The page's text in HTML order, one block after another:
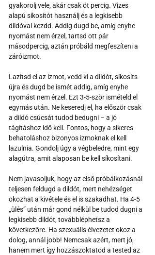
gyakorolj vele, akár csak öt percig. Vizes
alapú síkosítót használj és a legkisebb
dildóval kezdd. Addig dugd be, amíg enyhe
nyomást nem érzel, tartsd ott pár
másodpercig, aztán próbáld megfeszíteni a
záróizmot.
Lazítsd el az izmot, vedd ki a dildót, síkosíts
újra és dugd be ismét addig, amíg enyhe
nyomást nem érzel. Ezt 3-5-ször ismételd el
egymás után. Ne keseredj el, ha először csak
a dildó csúcsát tudod bedugni – a jó
tágításhoz idő kell. Fontos, hogy a sikeres
behatoláshoz bizonyos izmoknak el kell
lazulnia. Gondolj úgy a végbeledre, mint egy
alagútra, amit alaposan be kell síkosítani.
Nem javasoljuk, hogy az első próbálkozásnál
teljesen feldugd a dildót, mert nehézséget
okozhat a kivétele és el is szakadhat. Ha 4-5
„ülés” után már gond nélkül be tudod dugni a
legkisebb dildót, továbbléphetsz a
következőre. Ha szexuális élvezetet okoz a
dolog, annál jobb! Nemcsak azért, mert jó,
hanem mert így hozzászoktatod a tested az